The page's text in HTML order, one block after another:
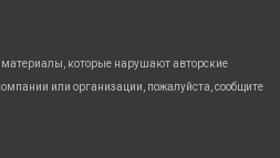
которые нарушают авторские
или организации, пожалуйста, сообщите